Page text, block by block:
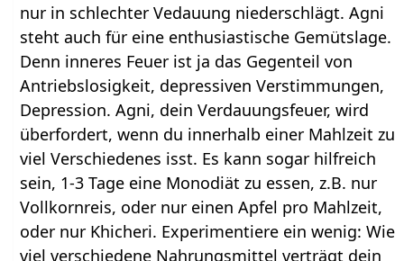
nur in schlechter Vedauung niederschlägt. Agni
steht auch für eine enthusiastische Gemütslage.
Denn inneres Feuer ist ja das Gegenteil von
Antriebslosigkeit, depressiven Verstimmungen,
Depression. Agni, dein Verdauungsfeuer, wird
überfordert, wenn du innerhalb einer Mahlzeit zu
viel Verschiedenes isst. Es kann sogar hilfreich
sein, 1-3 Tage eine Monodiät zu essen, z.B. nur
Vollkornreis, oder nur einen Apfel pro Mahlzeit,
oder nur Khicheri. Experimentiere ein wenig: Wie
viel verschiedene Nahrungsmittel verträgt dein